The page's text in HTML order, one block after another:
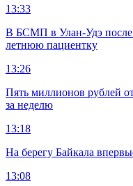
13:33
В БСМП в Улан-Удэ
летнюю пациентку
13:26
Пять миллионов рублей
за неделю
13:18
На берегу Байкала
13:08